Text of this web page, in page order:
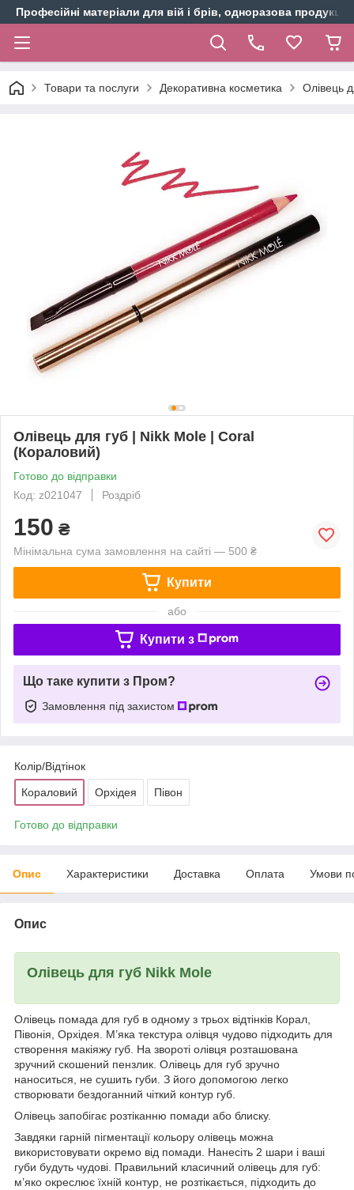
Професійні матеріали для вій і брів, одноразова продукція
Товари та послуги Декоративна косметика Олівець
Олівець для губ | Nikk Mole | Coral
(Кораловий)
Готово до відправки
Код: z021047
Роздріб
150 ₴
Мінімальна сума замовлення на сайті — 500 ₴
Купити
або
Купити з
Що таке купити з Пром?
Замовлення під захистом
Колір/Відтінок
Кораловий Орхідея Півон
Готово до відправки
Опис Характеристики Доставка Оплата Умови
Опис
Олівець для губ Nikk Mole
Олівець помада для губ в одному з трьох відтінків Корал,
Півонія, Орхідея. М’яка текстура олівця чудово підходить для
створення макіяжу губ. На звороті олівця розташована
зручний скошений пензлик. Олівець для губ зручно
наноситься, не сушить губи. З його допомогою легко
створювати бездоганний чіткий контур губ.
Олівець запобігає розтіканню помади або блиску.
Завдяки гарній пігментації кольору олівець можна
використовувати окремо від помади. Нанесіть 2 шари і ваші
губи будуть чудові. Правильний класичний олівець для губ:
м’яко окреслює їхній контур, не розтікається, підходить до